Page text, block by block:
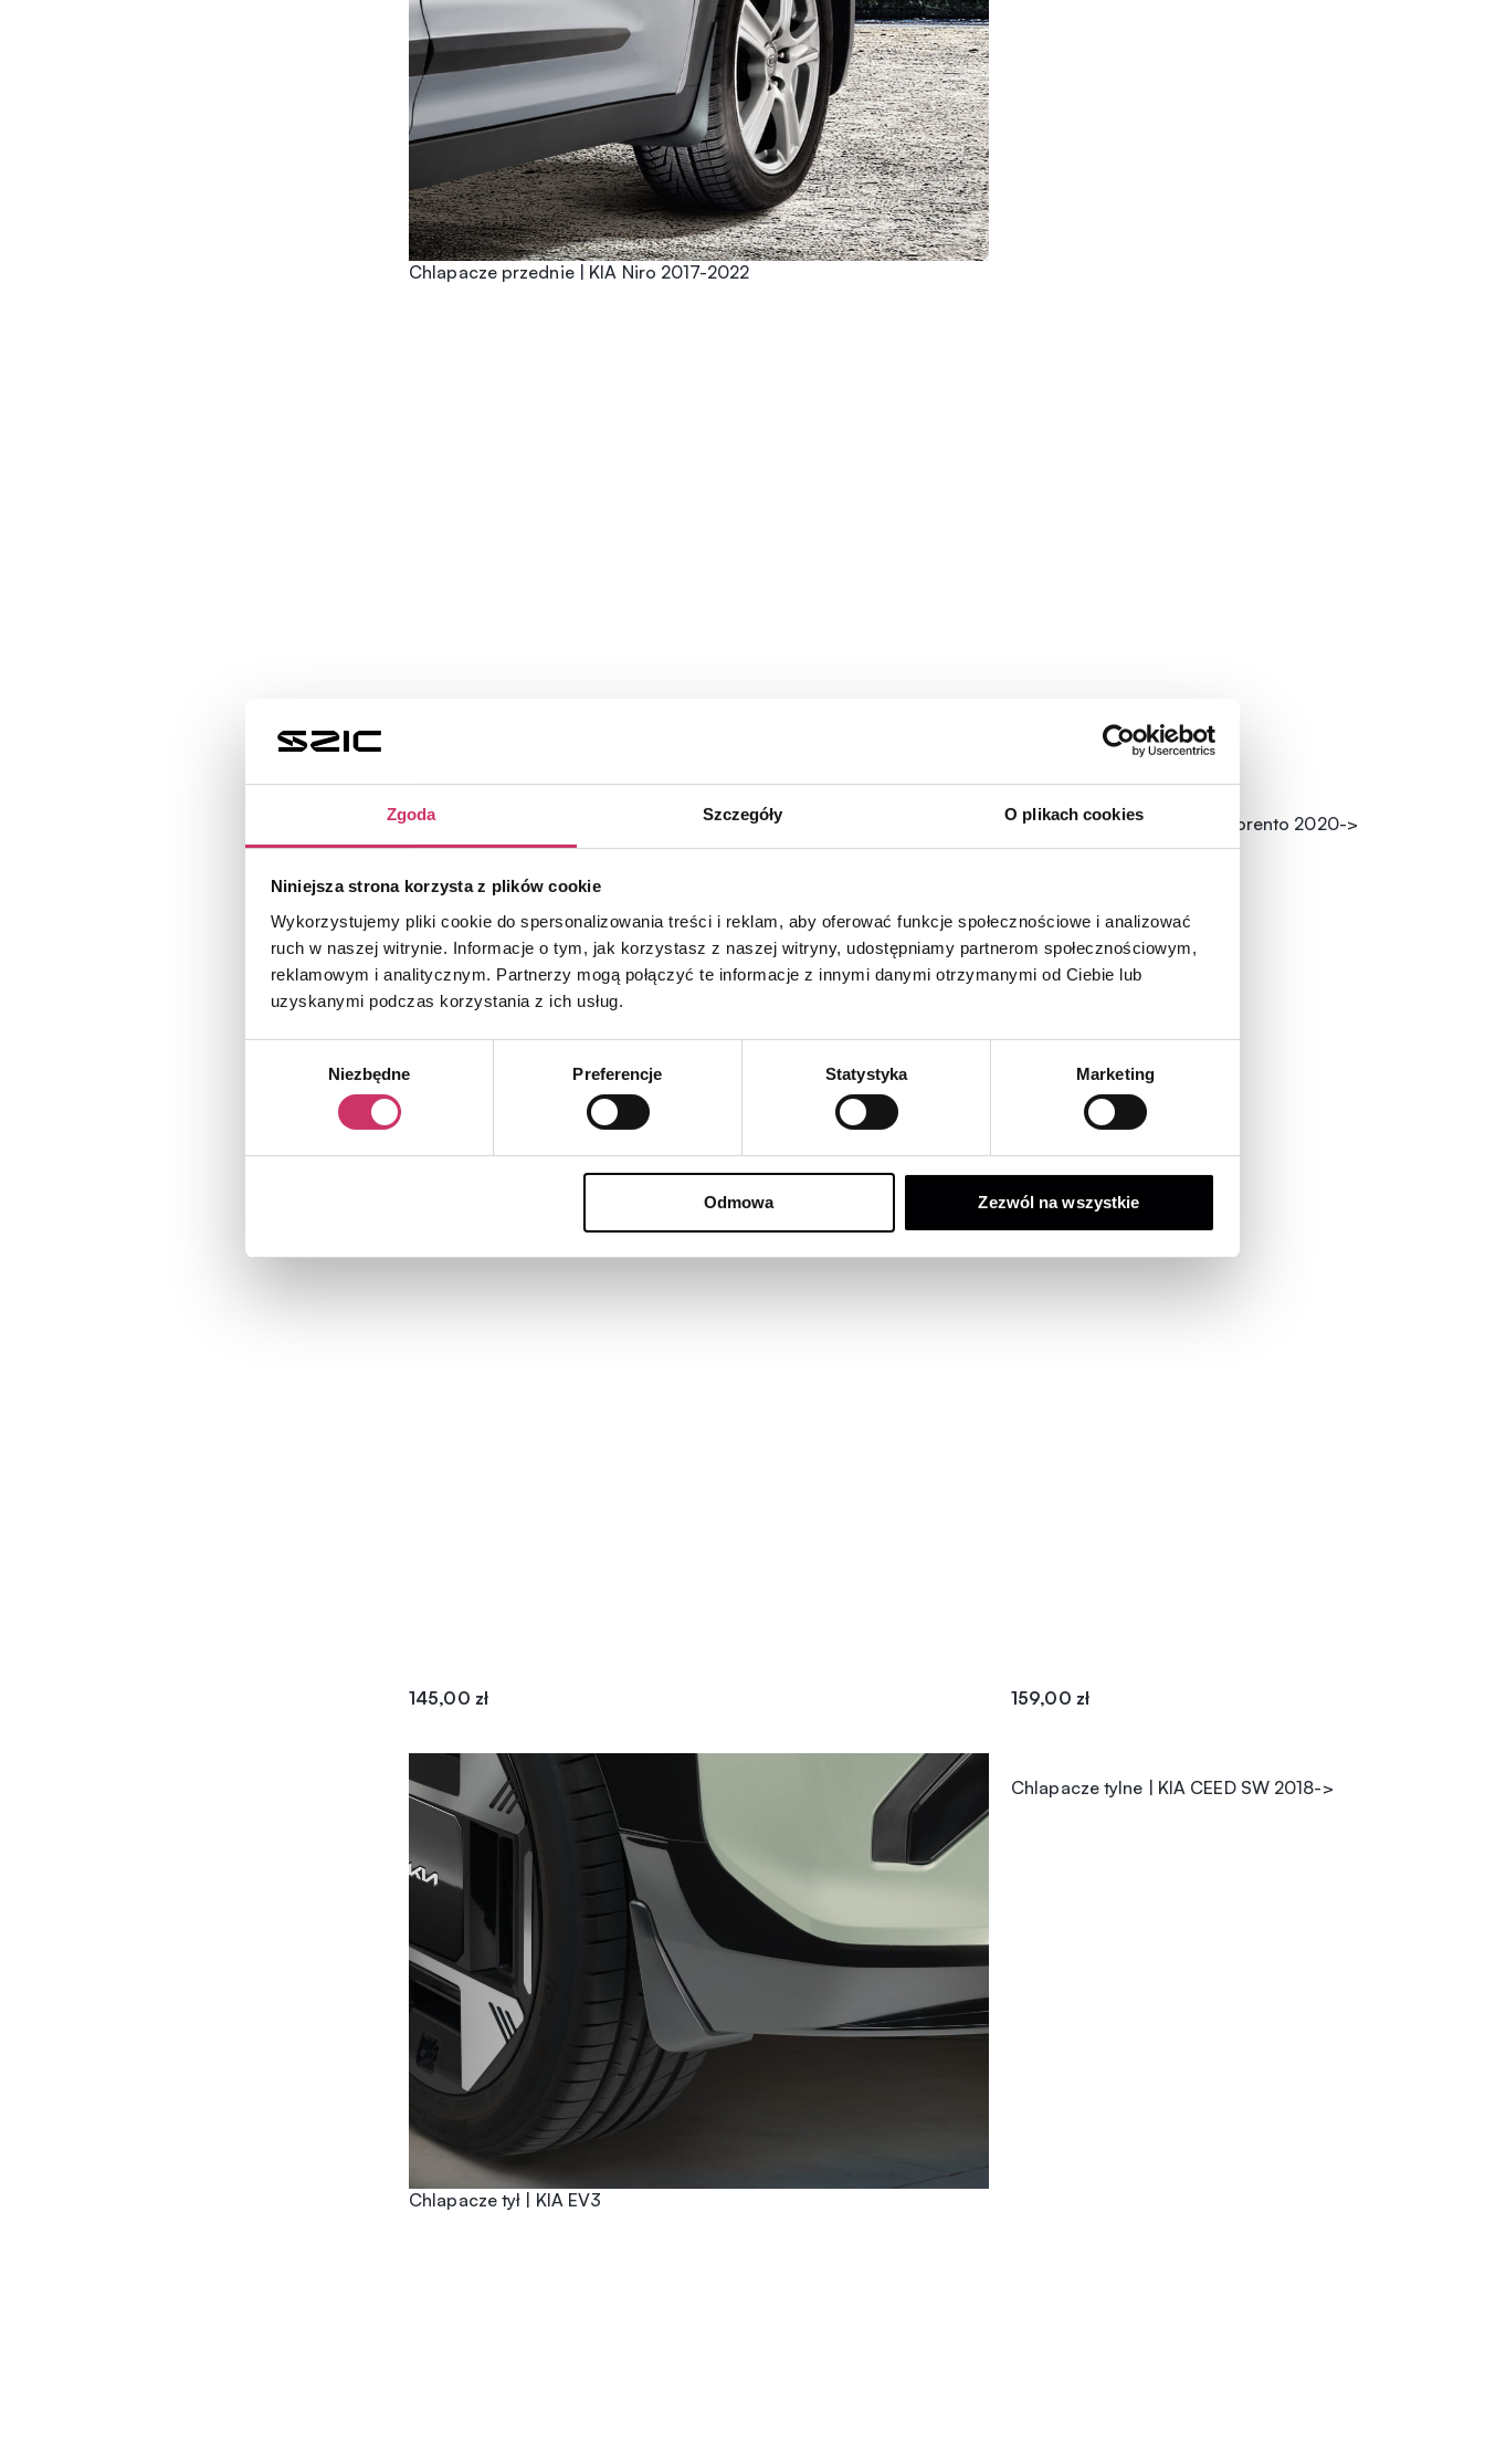
Zgoda Szczegóły O plikach cookies
Niniejsza strona korzysta z plików cookie
Wykorzystujemy pliki cookie do spersonalizowania treści i reklam, aby oferować funkcje społecznościowe i analizować
ruch w naszej witrynie. Informacje o tym, jak korzystasz z naszej witryny, udostępniamy partnerom społecznościowym,
reklamowym i analitycznym. Partnerzy mogą połączyć te informacje z innymi danymi otrzymanymi od Ciebie lub
uzyskanymi podczas korzystania z ich usług.
Niezbędne Preferencje Statystyka Marketing
Odmowa Zezwól na wszystkie
Chlapacze przednie | KIA Niro 2017-2022
Chlapacze przednie | KIA Rio IV 2016 ->
145,00 zł
Chlapacze przednie | KIA Sorento 2020->
159,00 zł
Chlapacze tył | KIA EV3
Chlapacze tylne | KIA CEED SW 2018->